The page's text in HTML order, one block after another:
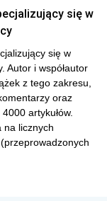
się w
się w
Autor i współautor
z tego zakresu,
oraz
artykułów.
na licznych